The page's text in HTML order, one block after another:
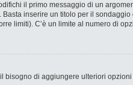
il primo messaggio di un
inserire un titolo per il
limiti). C’è un limite al numero di
bisogno di aggiungere ulteriori